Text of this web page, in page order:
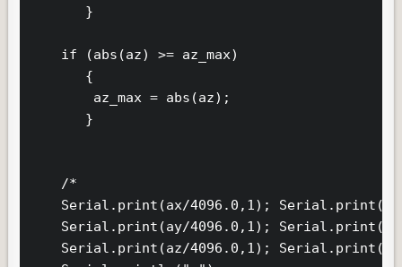
       }
    if (abs(az) >= az_max)
       {
        az_max = abs(az);
       }
    /*
Serial.print(ax/4096.0,1);
Serial.print(ay/4096.0,1);
Serial.print(az/4096.0,1);